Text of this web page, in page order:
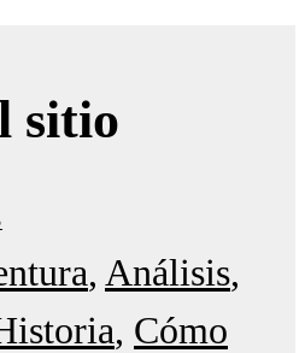
sitio
Análisis
Cómo